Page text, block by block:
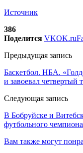
Источник
386
Поделится VKOK.ru
Предыдущая запись
Баскетбол. НБА.
и завоевал четвертый
Следующая запись
В Бобруйске и
футбольного
Вам также могут